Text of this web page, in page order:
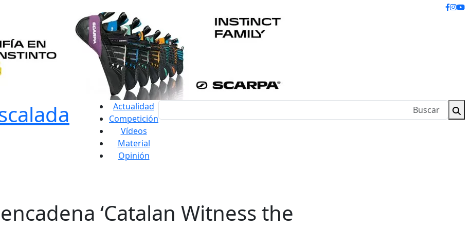
Actualidad
Competición
Vídeos
Material
Opinión
‘Catalan Witness the